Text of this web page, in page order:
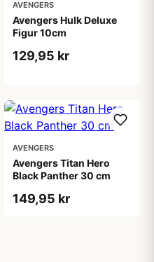
AVENGERS
Avengers Hulk Deluxe
Figur 10cm
129,95 kr
AVENGERS
Avengers Titan Hero
Black Panther 30 cm
149,95 kr